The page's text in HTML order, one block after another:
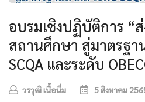
อบรมเชิงปฏิบัติการ “
สถานศึกษา สู่มาตรฐา
SCQA และระดับ
วรวุฒิ เนื้อนิ่ม 5 สิงหาคม